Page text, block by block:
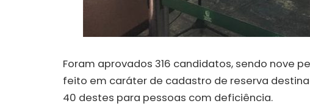
Foram aprovados 316 candidatos, sendo nove
feito em caráter de cadastro de reserva
40 destes para pessoas com deficiência.